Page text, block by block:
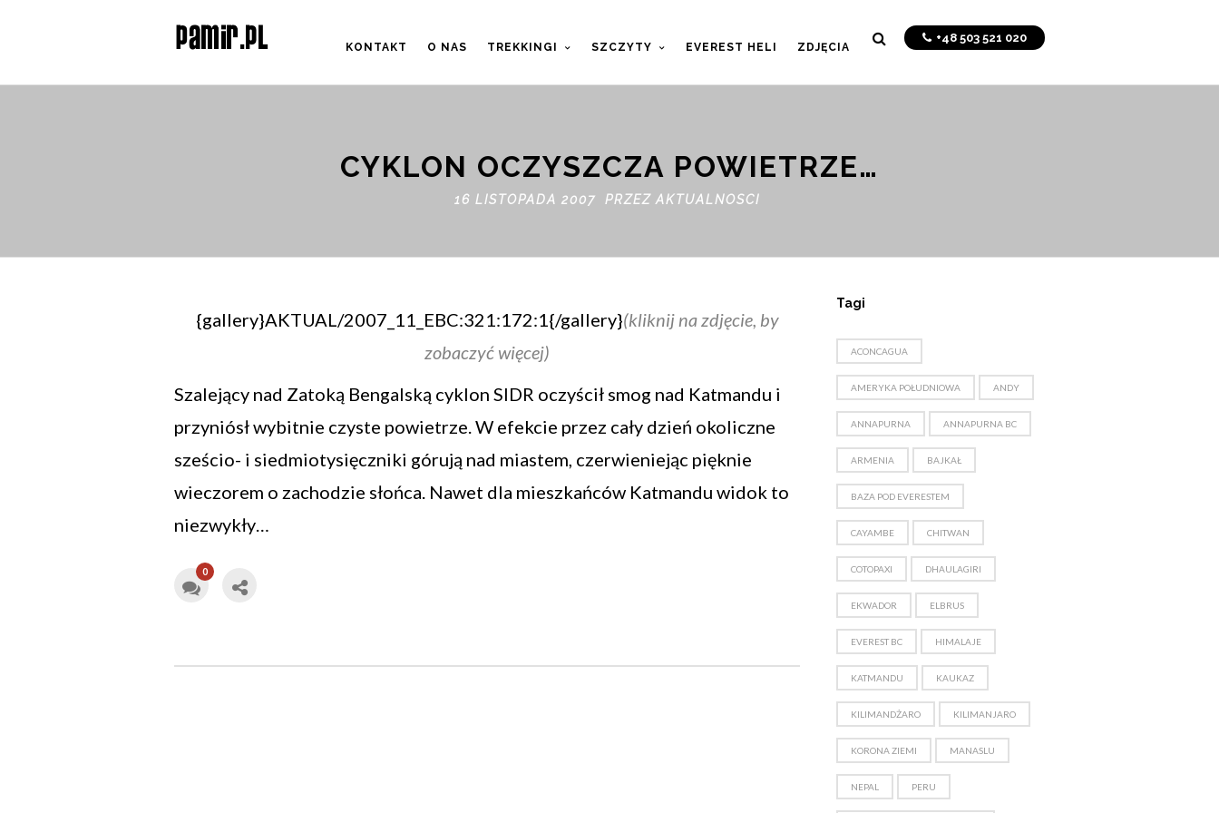
+48 503 521 020
KONTAKT O NAS TREKKINGI SZCZYTY EVEREST HELI ZDJĘCIA
CYKLON OCZYSZCZA POWIETRZE…
16 LISTOPADA 2007 PRZEZAKTUALNOSCI
{gallery}AKTUAL/2007_11_EBC:321:172:1{/gallery}(kliknij na zdjęcie, by
zobaczyć więcej)
Szalejący nad Zatoką Bengalską cyklon SIDR oczyścił smog nad Katmandu i
przyniósł wybitnie czyste powietrze. W efekcie przez cały dzień okoliczne
sześcio- i siedmiotysięczniki górują nad miastem, czerwieniejąc pięknie
wieczorem o zachodzie słońca. Nawet dla mieszkańców Katmandu widok to
niezwykły…
0
Tagi
ACONCAGUA
AMERYKA POŁUDNIOWA ANDY
ANNAPURNA ANNAPURNA BC
ARMENIA BAJKAŁ
BAZA POD EVERESTEM
CAYAMBE CHITWAN
COTOPAXI DHAULAGIRI
EKWADOR ELBRUS
EVEREST BC HIMALAJE
KATMANDU KAUKAZ
KILIMANDŻARO KILIMANJARO
KORONA ZIEMI MANASLU
NEPAL PERU